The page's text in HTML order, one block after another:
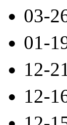
03-
01-
12-
12-